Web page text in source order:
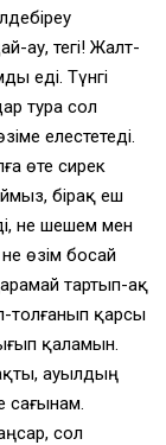
ау, тегі! Жалт-
еді. Түнгі
тура сол
елестетеді.
өте сирек
бірақ еш
не шешем мен
өзім босай
тартып-ақ
толғанып қарсы
қаламын.
ауылдың
сағынам.
сол